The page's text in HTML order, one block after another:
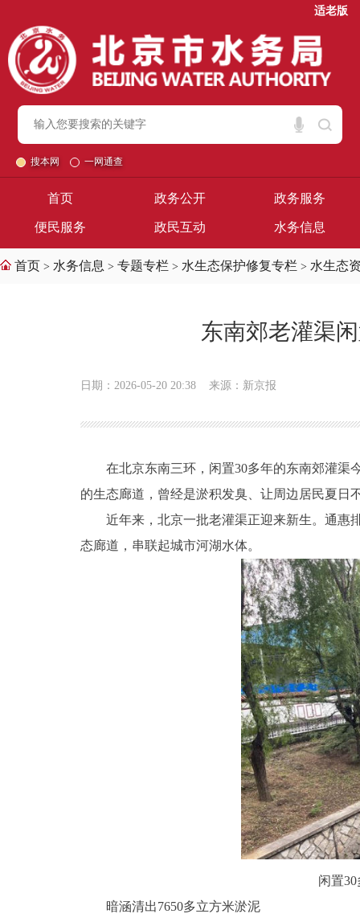
适老版
搜本网 一网通查
首页 政务公开 政务服务
便民服务 政民互动 水务信息
首页 > 水务信息 > 专题专栏 > 水生态保护修复专栏 > 水生态
东南郊老灌渠
日期：2026-05-20 20:38 来源：新京报
在北京东南三环，闲置30多年的东南郊灌渠
的生态廊道，曾经是淤积发臭、让周边居民夏日
近年来，北京一批老灌渠正迎来新生。通惠
态廊道，串联起城市河湖水体。
闲置
暗涵清出7650多立方米淤泥